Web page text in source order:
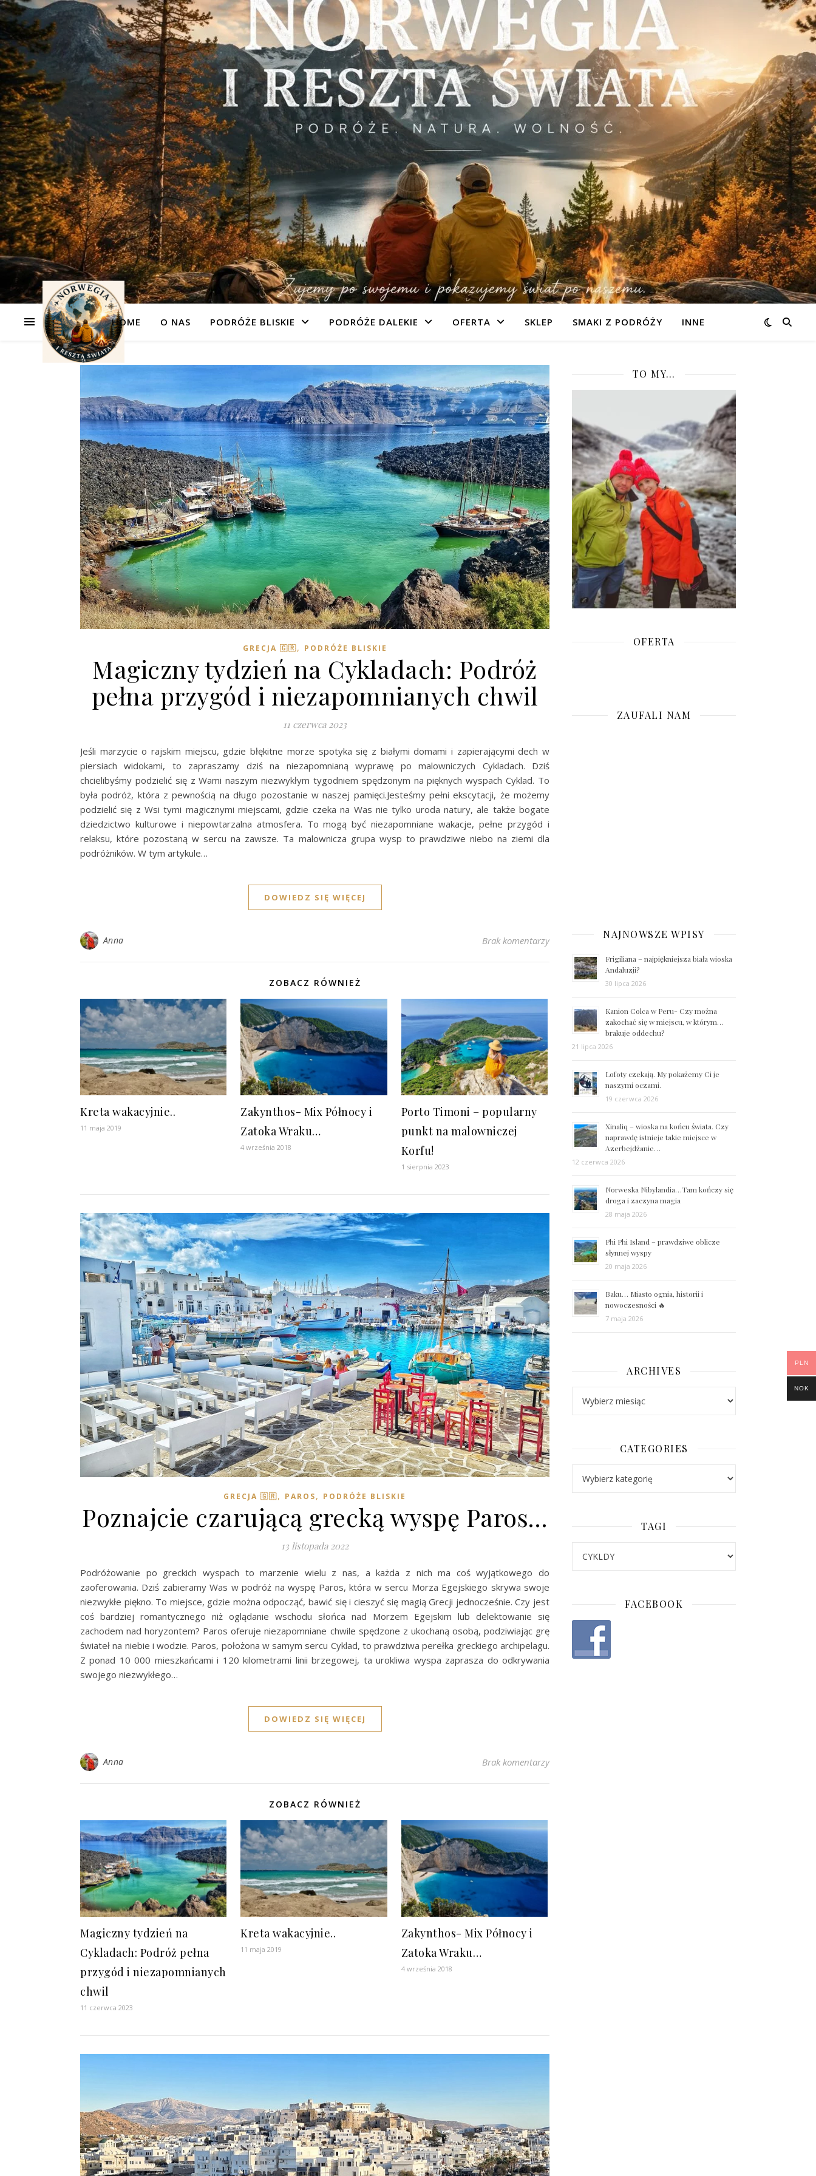
HOME O NAS PODRÓŻE BLISKIE PODRÓŻE DALEKIE OFERTA SKLEP SMAKI Z PODRÓŻY INNE
GRECJA 🇬🇷, PODRÓŻE BLISKIE
Magiczny tydzień na Cykladach: Podróż
pełna przygód i niezapomnianych chwil
11 czerwca 2023
Jeśli marzycie o rajskim miejscu, gdzie błękitne morze spotyka się z białymi domami i zapierającymi dech w
piersiach widokami, to zapraszamy dziś na niezapomnianą wyprawę po malowniczych Cykladach. Dziś
chcielibyśmy podzielić się z Wami naszym niezwykłym tygodniem spędzonym na pięknych wyspach Cyklad. To
była podróż, która z pewnością na długo pozostanie w naszej pamięci.Jesteśmy pełni ekscytacji, że możemy
podzielić się z Wsi tymi magicznymi miejscami, gdzie czeka na Was nie tylko uroda natury, ale także bogate
dziedzictwo kulturowe i niepowtarzalna atmosfera. To mogą być niezapomniane wakacje, pełne przygód i
relaksu, które pozostaną w sercu na zawsze. Ta malownicza grupa wysp to prawdziwe niebo na ziemi dla
podróżników. W tym artykule…
DOWIEDZ SIĘ WIĘCEJ
Anna Brak komentarzy
ZOBACZ RÓWNIEŻ
Kreta wakacyjnie..
11 maja 2019
Zakynthos- Mix Północy i
Zatoka Wraku…
4 września 2018
Porto Timoni – popularny
punkt na malowniczej
Korfu!
1 sierpnia 2023
GRECJA 🇬🇷, PAROS, PODRÓŻE BLISKIE
Poznajcie czarującą grecką wyspę Paros…
13 listopada 2022
Podróżowanie po greckich wyspach to marzenie wielu z nas, a każda z nich ma coś wyjątkowego do
zaoferowania. Dziś zabieramy Was w podróż na wyspę Paros, która w sercu Morza Egejskiego skrywa swoje
niezwykłe piękno. To miejsce, gdzie można odpocząć, bawić się i cieszyć się magią Grecji jednocześnie. Czy jest
coś bardziej romantycznego niż oglądanie wschodu słońca nad Morzem Egejskim lub delektowanie się
zachodem nad horyzontem? Paros oferuje niezapomniane chwile spędzone z ukochaną osobą, podziwiając grę
świateł na niebie i wodzie. Paros, położona w samym sercu Cyklad, to prawdziwa perełka greckiego archipelagu.
Z ponad 10 000 mieszkańcami i 120 kilometrami linii brzegowej, ta urokliwa wyspa zaprasza do odkrywania
swojego niezwykłego…
DOWIEDZ SIĘ WIĘCEJ
Anna Brak komentarzy
ZOBACZ RÓWNIEŻ
Magiczny tydzień na
Cykladach: Podróż pełna
przygód i niezapomnianych
chwil
11 czerwca 2023
Kreta wakacyjnie..
11 maja 2019
Zakynthos- Mix Północy i
Zatoka Wraku…
4 września 2018
TO MY…
OFERTA
ZAUFALI NAM
NAJNOWSZE WPISY
Frigiliana – najpiękniejsza biała wioska
Andaluzji?
30 lipca 2026
Kanion Colca w Peru- Czy można
zakochać się w miejscu, w którym…
brakuje oddechu?
21 lipca 2026
Lofoty czekają. My pokażemy Ci je
naszymi oczami.
19 czerwca 2026
Xinaliq – wioska na końcu świata. Czy
naprawdę istnieje takie miejsce w
Azerbejdżanie…
12 czerwca 2026
Norweska Nibylandia…Tam kończy się
droga i zaczyna magia
28 maja 2026
Phi Phi Island – prawdziwe oblicze
słynnej wyspy
20 maja 2026
Baku… Miasto ognia, historii i
nowoczesności 🔥
7 maja 2026
ARCHIVES
CATEGORIES
TAGI
FACEBOOK
PLN
NOK